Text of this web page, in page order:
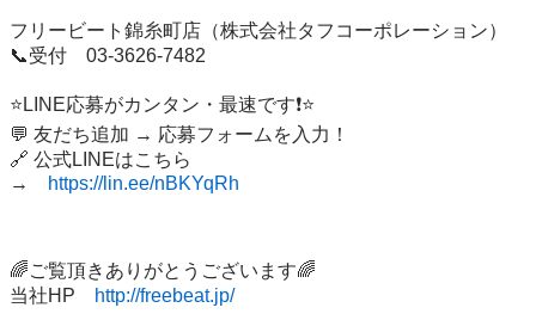
フリービート錦糸町店（株式会社タフコーポレーション）
📞受付　03-3626-7482
⭐LINE応募がカンタン・最速です❗⭐
💬 友だち追加 → 応募フォームを入力！
🔗 公式LINEはこちら
→
https://lin.ee/nBKYqRh
🌈ご覧頂きありがとうございます🌈
当社HP
http://freebeat.jp/